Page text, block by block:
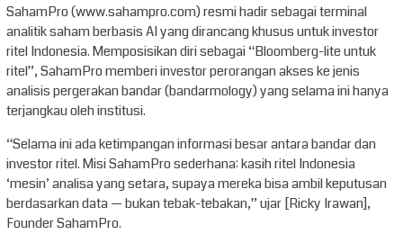
SahamPro (www.sahampro.com) resmi hadir sebagai terminal
analitik saham berbasis AI yang dirancang khusus untuk investor
ritel Indonesia. Memposisikan diri sebagai “Bloomberg-lite untuk
ritel”, SahamPro memberi investor perorangan akses ke jenis
analisis pergerakan bandar (bandarmology) yang selama ini hanya
terjangkau oleh institusi.
“Selama ini ada ketimpangan informasi besar antara bandar dan
investor ritel. Misi SahamPro sederhana: kasih ritel Indonesia
‘mesin’ analisa yang setara, supaya mereka bisa ambil keputusan
berdasarkan data — bukan tebak-tebakan,” ujar [Ricky Irawan],
Founder SahamPro.